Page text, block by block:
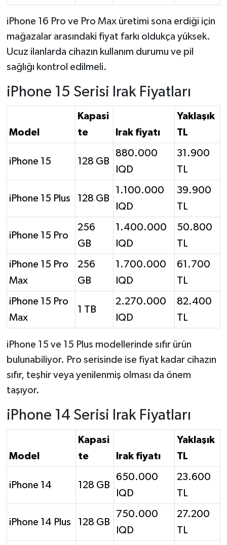
iPhone 16 Pro ve Pro Max üretimi sona erdiği için
mağazalar arasındaki fiyat farkı oldukça yüksek.
Ucuz ilanlarda cihazın kullanım durumu ve pil
sağlığı kontrol edilmeli.
iPhone 15 Serisi Irak Fiyatları
Model
Kapasi
te
Irak fiyatı
Yaklaşık
TL
iPhone 15 128 GB
880.000
IQD
31.900
TL
iPhone 15 Plus 128 GB
1.100.000
IQD
39.900
TL
iPhone 15 Pro
256
GB
1.400.000
IQD
50.800
TL
iPhone 15 Pro
Max
256
GB
1.700.000
IQD
61.700
TL
iPhone 15 Pro
Max
1 TB
2.270.000
IQD
82.400
TL
iPhone 15 ve 15 Plus modellerinde sıfır ürün
bulunabiliyor. Pro serisinde ise fiyat kadar cihazın
sıfır, teşhir veya yenilenmiş olması da önem
taşıyor.
iPhone 14 Serisi Irak Fiyatları
Model
Kapasi
te
Irak fiyatı
Yaklaşık
TL
iPhone 14 128 GB
650.000
IQD
23.600
TL
iPhone 14 Plus 128 GB
750.000
IQD
27.200
TL